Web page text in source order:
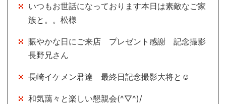
いつもお世話になっております本日は素敵なご家
族と。。松様
賑やかな日にご来店 プレゼント感謝 記念撮影
長野兄さん
長崎イケメン君達 最終日記念撮影大将と☺
和気藹々と楽しい懇親会(^▽^)/